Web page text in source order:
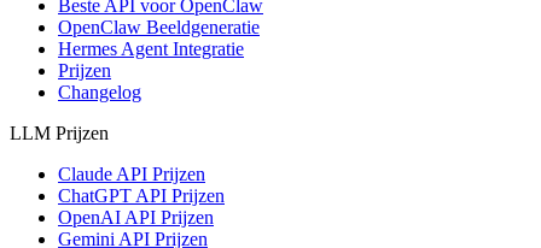
Beste API voor OpenClaw
OpenClaw Beeldgeneratie
Hermes Agent Integratie
Prijzen
Changelog
LLM Prijzen
Claude API Prijzen
ChatGPT API Prijzen
OpenAI API Prijzen
Gemini API Prijzen